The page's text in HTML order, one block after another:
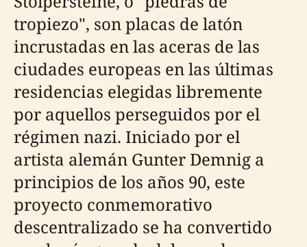
tropiezo", son placas de latón
incrustadas en las aceras de las
ciudades europeas en las últimas
residencias elegidas libremente
por aquellos perseguidos por el
régimen nazi. Iniciado por el
artista alemán Gunter Demnig a
principios de los años 90, este
proyecto conmemorativo
descentralizado se ha convertido